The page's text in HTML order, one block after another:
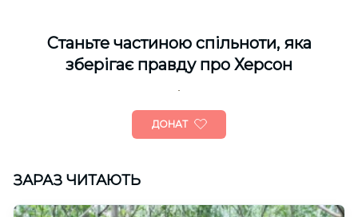
Cтаньте частиною спільноти, яка
зберігає правду про Херсон
ДОНАТ
ЗАРАЗ ЧИТАЮТЬ